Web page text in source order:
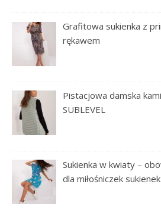
Grafitowa sukienka z
rękawem
Pistacjowa damska
SUBLEVEL
Sukienka w kwiaty –
dla miłośniczek sukienek